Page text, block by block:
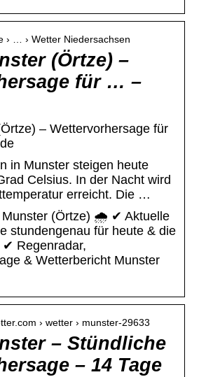
› … › Wetter Niedersachsen
(Örtze) –
für … –
– Wettervorhersage für
in Munster steigen heute
Celsius. In der Nacht wird
erreicht. Die …
Munster (Örtze) 🌧️ ✔ Aktuelle
stundengenau für heute & die
✔ Regenradar,
& Wetterbericht Munster
› wetter › munster-29633
– Stündliche
– 14 Tage